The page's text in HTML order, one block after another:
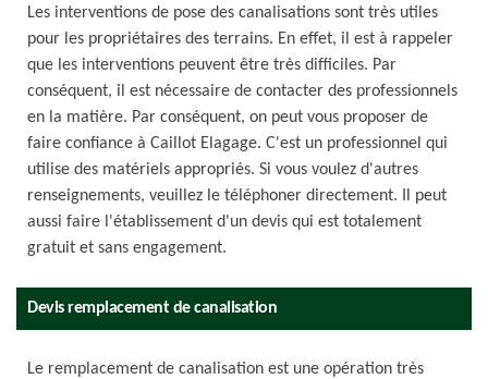
Les interventions de pose des canalisations sont très utiles
pour les propriétaires des terrains. En effet, il est à rappeler
que les interventions peuvent être très difficiles. Par
conséquent, il est nécessaire de contacter des professionnels
en la matière. Par conséquent, on peut vous proposer de
faire confiance à Caillot Elagage. C'est un professionnel qui
utilise des matériels appropriés. Si vous voulez d'autres
renseignements, veuillez le téléphoner directement. Il peut
aussi faire l'établissement d'un devis qui est totalement
gratuit et sans engagement.
Devis remplacement de canalisation
Le remplacement de canalisation est une opération très